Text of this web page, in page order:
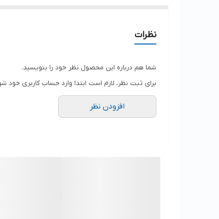
نظرات
شما هم درباره این محصول نظر خود را بنویسید.
برای ثبت نظر، لازم است ابتدا وارد حساب کاربری خود
افزودن نظر